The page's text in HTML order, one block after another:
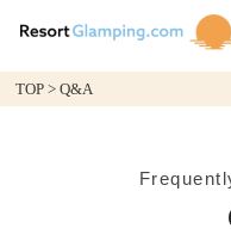
TOP >Q&A